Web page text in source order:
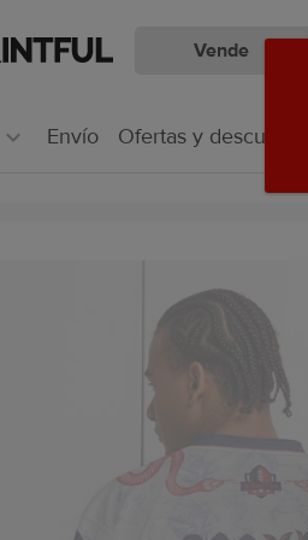
Saltar
principal
Ir
de
Vende
Envío Ofertas y descuentos